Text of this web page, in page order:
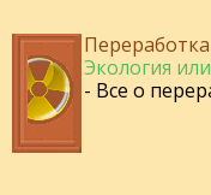
Экология
- Все о